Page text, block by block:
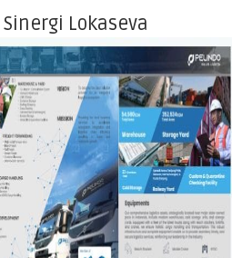
Lokaseva